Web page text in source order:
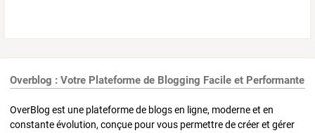
Overblog : Votre Plateforme de Blogging Facile et Performante
OverBlog est une plateforme de blogs en ligne, moderne et en
constante évolution, conçue pour vous permettre de créer et gérer